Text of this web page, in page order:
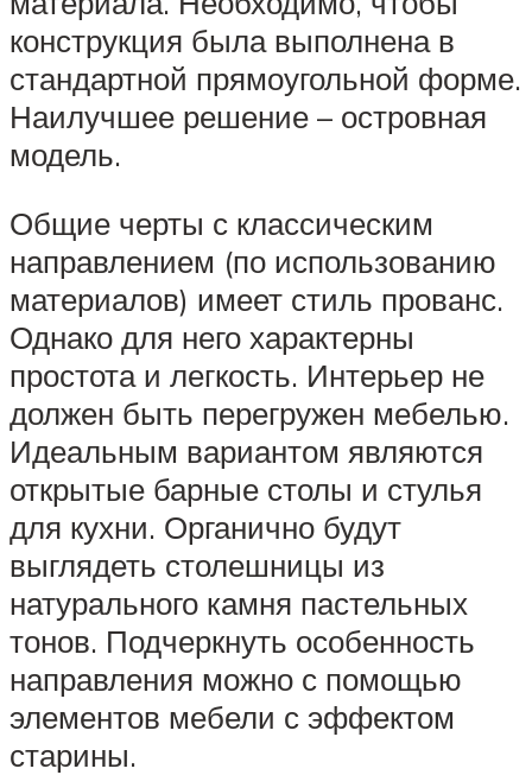
конструкция была выполнена в
стандартной прямоугольной форме.
Наилучшее решение – островная
модель.
Общие черты с классическим
направлением (по использованию
материалов) имеет стиль прованс.
Однако для него характерны
простота и легкость. Интерьер не
должен быть перегружен мебелью.
Идеальным вариантом являются
открытые барные столы и стулья
для кухни. Органично будут
выглядеть столешницы из
натурального камня пастельных
тонов. Подчеркнуть особенность
направления можно с помощью
элементов мебели с эффектом
старины.